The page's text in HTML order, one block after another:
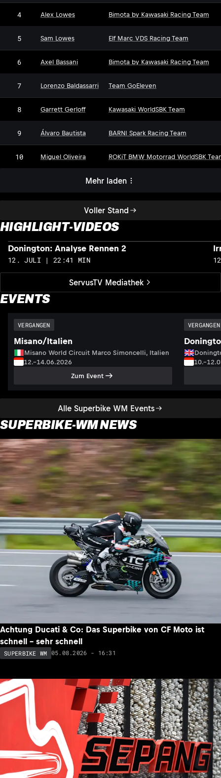
Voller Stand
4 Alex Lowes Bimota by Kawasaki Racing Team
5 Sam Lowes Elf Marc VDS Racing Team
6 Axel Bassani Bimota by Kawasaki Racing Team
7 Lorenzo Baldassarri Team GoEleven
8 Garrett Gerloff Kawasaki WorldSBK Team
9 Álvaro Bautista BARNI Spark Racing Team
10 Miguel Oliveira ROKiT BMW Motorrad WorldSBK
Mehr laden
HIGHLIGHT-VIDEOS
ServusTV Mediathek
Donington: Analyse Rennen 2
12. JULI | 22:41 MIN
EVENTS
Alle Superbike WM Events
VERGANGEN
Misano/Italien
Misano World Circuit Marco Simoncelli, Italien
12.–14.06.2026
Zum Event
VERGANGEN
SUPERBIKE-WM NEWS
Achtung Ducati & Co: Das Superbike von CF Moto ist
schnell – sehr schnell
SUPERBIKE WM 05.08.2026 - 16:31